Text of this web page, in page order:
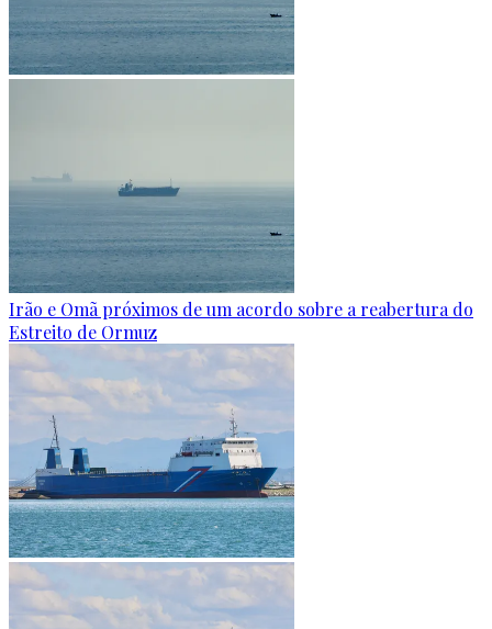
Irão e Omã próximos de um acordo sobre a reabertura do
Estreito de Ormuz